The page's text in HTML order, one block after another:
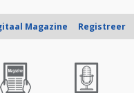
Magazine Registreer